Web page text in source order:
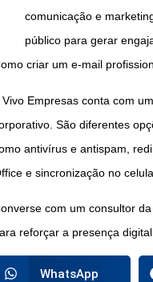
comunicação e
público para gerar
criar um e-mail
Vivo Empresas conta com
São diferentes
antivírus e antispam,
e sincronização no
com um consultor
reforçar a presença
WhatsApp